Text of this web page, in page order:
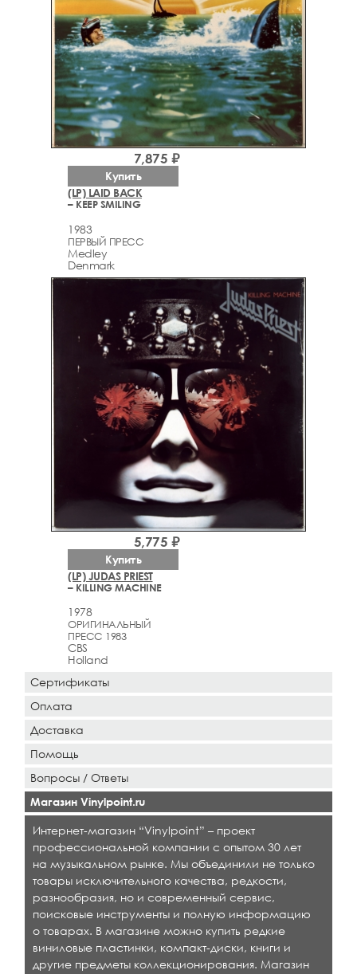
(LP) LAID BACK
– KEEP SMILING
1983
ПЕРВЫЙ ПРЕСС
Medley
Denmark
7,875 ₽
Купить
(LP) JUDAS PRIEST
– KILLING MACHINE
1978
ОРИГИНАЛЬНЫЙ
ПРЕСС 1983
CBS
Holland
5,775 ₽
Купить
Сертификаты
Оплата
Доставка
Помощь
Вопросы / Ответы
Магазин Vinylpoint.ru
Интернет-магазин “Vinylpoint” – проект
профессиональной компании с опытом 30 лет
на музыкальном рынке. Мы объединили не только
товары исключительного качества, редкости,
разнообразия, но и современный сервис,
поисковые инструменты и полную информацию
о товарах. В магазине можно купить редкие
виниловые пластинки, компакт-диски, книги и
другие предметы коллекционирования. Магазин